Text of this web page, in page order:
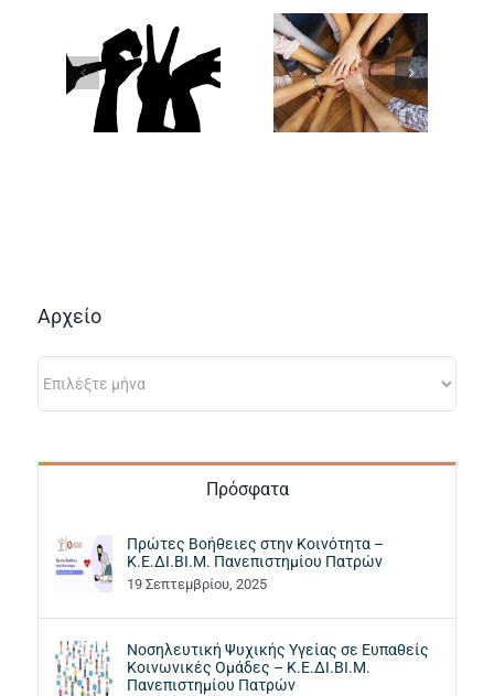
Αρχείο
Πρόσφατα
Πρώτες Βοήθειες στην Κοινότητα –
Κ.Ε.ΔΙ.ΒΙ.Μ. Πανεπιστημίου Πατρών
19 Σεπτεμβρίου, 2025
Νοσηλευτική Ψυχικής Υγείας σε Ευπαθείς
Κοινωνικές Ομάδες – Κ.Ε.ΔΙ.ΒΙ.Μ.
Πανεπιστημίου Πατρών